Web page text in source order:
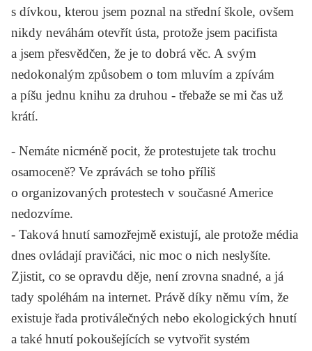
s dívkou, kterou jsem poznal na střední škole, ovšem
nikdy neváhám otevřít ústa, protože jsem pacifista
a jsem přesvědčen, že je to dobrá věc. A svým
nedokonalým způsobem o tom mluvím a zpívám
a píšu jednu knihu za druhou - třebaže se mi čas už
krátí.
- Nemáte nicméně pocit, že protestujete tak trochu
osamoceně? Ve zprávách se toho příliš
o organizovaných protestech v současné Americe
nedozvíme.
- Taková hnutí samozřejmě existují, ale protože média
dnes ovládají pravičáci, nic moc o nich neslyšíte.
Zjistit, co se opravdu děje, není zrovna snadné, a já
tady spoléhám na internet. Právě díky němu vím, že
existuje řada protiválečných nebo ekologických hnutí
a také hnutí pokoušejících se vytvořit systém